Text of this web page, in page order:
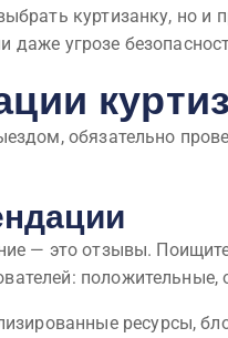
куртизанку, но
даже угрозе
обязательно
— это отзывы.
положительные,
ресурсы,